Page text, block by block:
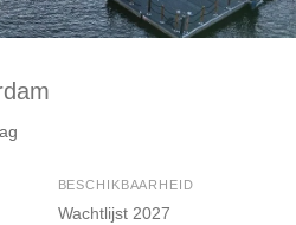
BESCHIKBAARHEID
Wachtlijst 2027